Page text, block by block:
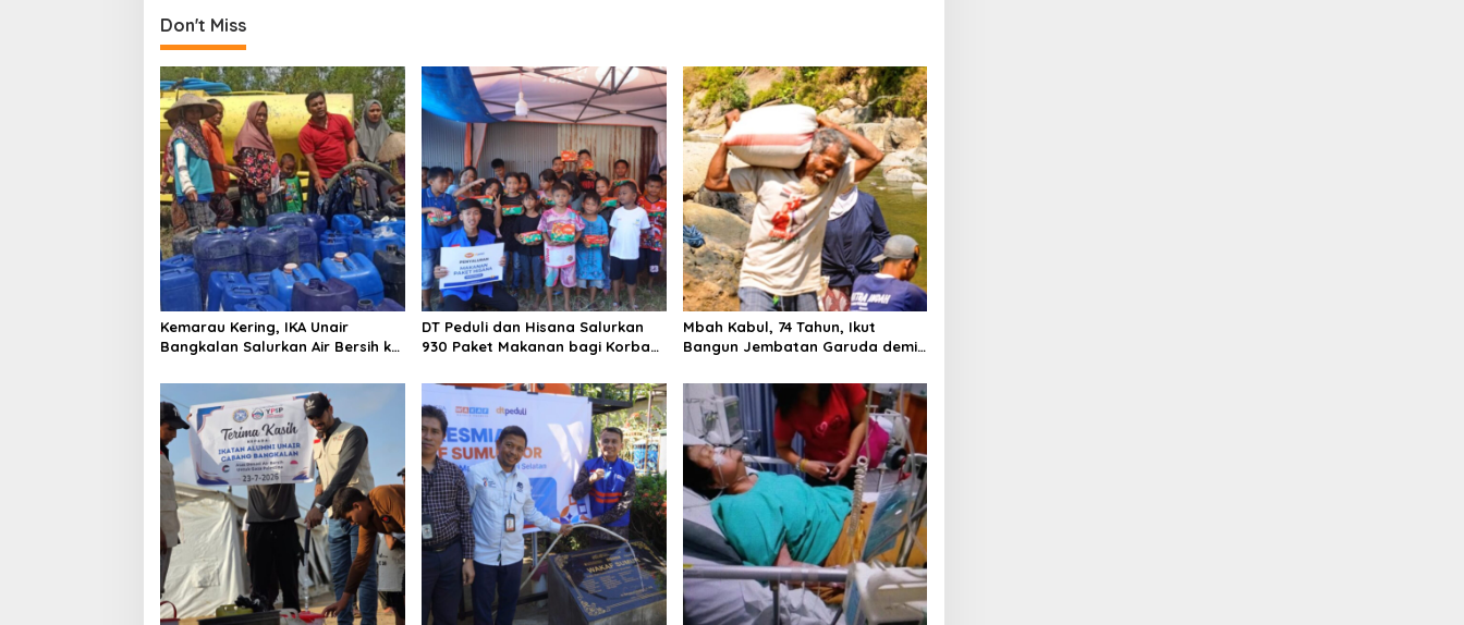
i
g
a
t
i
o
n
Don't Miss
Kemarau Kering, IKA Unair
Bangkalan Salurkan Air Bersih ke
DT Peduli dan Hisana Salurkan
930 Paket Makanan bagi Korban
Mbah Kabul, 74 Tahun, Ikut
Bangun Jembatan Garuda demi